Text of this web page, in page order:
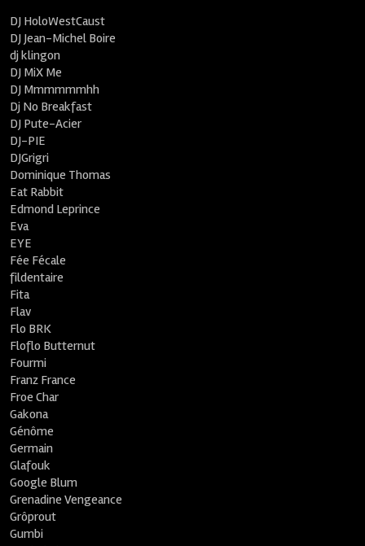
DJ HoloWestCaust
DJ Jean-Michel Boire
dj klingon
DJ MiX Me
DJ Mmmmmmhh
Dj No Breakfast
DJ Pute-Acier
DJ-PIE
DJGrigri
Dominique Thomas
Eat Rabbit
Edmond Leprince
Eva
EYE
Fée Fécale
fildentaire
Fita
Flav
Flo BRK
Floflo Butternut
Fourmi
Franz France
Froe Char
Gakona
Génôme
Germain
Glafouk
Google Blum
Grenadine Vengeance
Grôprout
Gumbi